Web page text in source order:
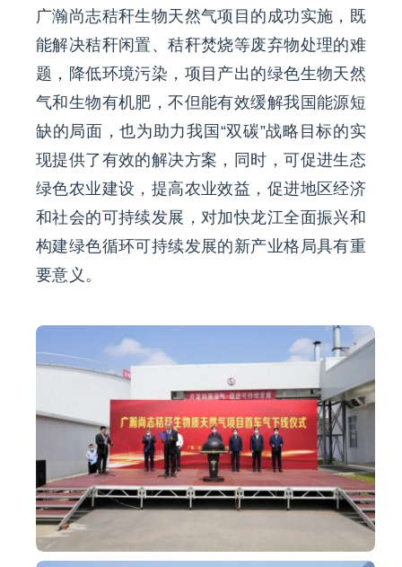
广瀚尚志秸秆生物天然气项目的成功实施，既
能解决秸秆闲置、秸秆焚烧等废弃物处理的难
题，降低环境污染，项目产出的绿色生物天然
气和生物有机肥，不但能有效缓解我国能源短
缺的局面，也为助力我国“双碳”战略目标的实
现提供了有效的解决方案，同时，可促进生态
绿色农业建设，提高农业效益，促进地区经济
和社会的可持续发展，对加快龙江全面振兴和
构建绿色循环可持续发展的新产业格局具有重
要意义。